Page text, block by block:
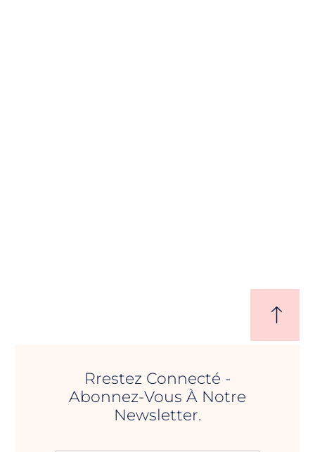
Rrestez Connecté -
Abonnez-Vous À Notre
Newsletter.